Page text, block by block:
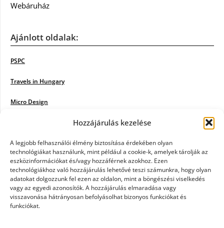
Hozzájárulás kezelése
A legjobb felhasználói élmény biztosítása érdekében olyan
technológiákat használunk, mint például a cookie-k, amelyek tárolják az
eszközinformációkat és/vagy hozzáférnek azokhoz. Ezen
technológiákhoz való hozzájárulás lehetővé teszi számunkra, hogy olyan
adatokat dolgozzunk fel ezen az oldalon, mint a böngészési viselkedés
vagy az egyedi azonosítók. A hozzájárulás elmaradása vagy
visszavonása hátrányosan befolyásolhat bizonyos funkciókat és
funkciókat.
Webáruház
Ajánlott oldalak:
PSPC
Travels in Hungary
Micro Design
Poiwiki
Öntözőrendszer
Jazz Steps
Unicorn Multipro